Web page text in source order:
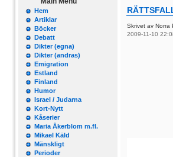
Hem
Artiklar
Böcker
Debatt
Dikter (egna)
Dikter (andras)
Emigration
Estland
Finland
Humor
Israel / Judarna
Kort-Nytt
Kåserier
Maria Åkerblom m.fl.
Mikael Käld
Mänskligt
Perioder
Skrivet av Norra
2009-11-10